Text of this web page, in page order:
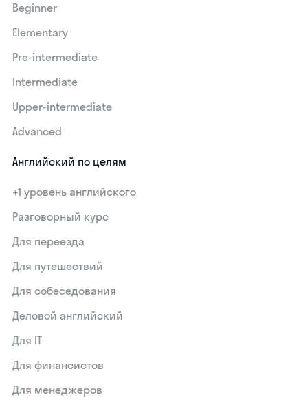
Beginner
Elementary
Pre-intermediate
Intermediate
Upper-intermediate
Advanced
Английский по целям
+1 уровень английского
Разговорный курс
Для переезда
Для путешествий
Для собеседования
Деловой английский
Для IT
Для финансистов
Для менеджеров